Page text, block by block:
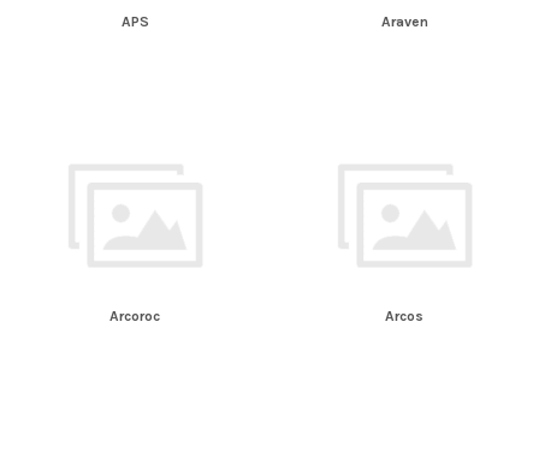
APS Araven
Arcoroc Arcos